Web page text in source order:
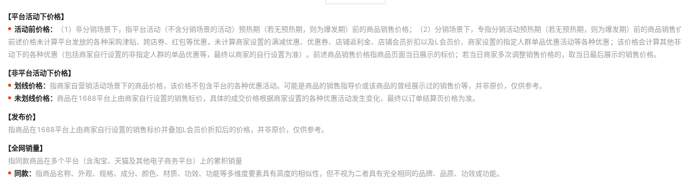
【平台活动下价格】
活动前价格：
（1）非分销场景下，指平台活动（不含分销场景的活动）预热期（若无预热期，则为爆发期）前的商品销售价格；（2）分销场景下，专指分销活动预热期（若无预热期，则为爆发期）前的商品销售
前述价格未计算平台发放的各种采购津贴、跨店券、红包等优惠，未计算商家设置的满减优惠、优惠券、店铺返利金、店铺会员折扣以及L会员价、商家设置的指定人群单品优惠活动等各种优惠；该价格会计算其他
动下的各种优惠（包括商家自行设置的非指定人群的单品优惠等，最终以商家的自行设置为准）。前述商品销售价格指商品页面当日展示的标价；若当日商家多次调整销售价格的，取当日最后展示的销售价格。
【非平台活动下价格】
划线价格： 指商家自营销活动场景下的商品价格，该价格不包含平台的各种优惠活动。可能是商品的销售指导价或该商品的曾经展示过的销售价等，并非原价，仅供参考。
未划线价格： 商品在1688平台上由商家自行设置的销售标价，具体的成交价格根据商家设置的各种优惠活动发生变化，最终以订单结算页价格为准。
【发布价】
指商品在1688平台上由商家自行设置的销售标价并叠加L会员价折扣后的价格，并非原价，仅供参考。
【全网销量】
指同款商品在多个平台（含淘宝、天猫及其他电子商务平台）上的累积销量
同款： 指商品名称、外观、规格、成分、颜色、材质、功效、功能等多维度要素具有高度的相似性，但不视为二者具有完全相同的品牌、品质、功效或功能。